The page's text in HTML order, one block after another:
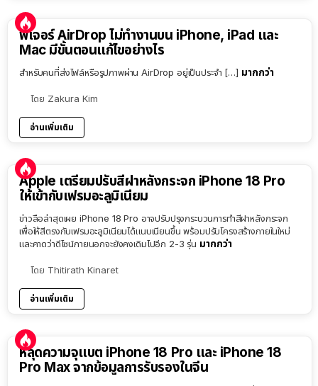
ฟีเจอร์ AirDrop ไม่ทำงานบน iPhone, iPad และ
Mac มีขั้นตอนแก้ไขอย่างไร
สำหรับคนที่ส่งไฟล์หรือรูปภาพผ่าน AirDrop อยู่เป็นประจำ […] มากกว่า
โดย Zakura Kim
อ่านเพิ่มเติม
Apple เตรียมปรับสีฝาหลังกระจก iPhone 18 Pro
ให้เข้ากับเฟรมอะลูมิเนียม
ข่าวลือล่าสุดเผย iPhone 18 Pro อาจปรับปรุงกระบวนการทำสีฝาหลังกระจก
เพื่อให้สีตรงกับเฟรมอะลูมิเนียมได้แนบเนียนขึ้น พร้อมปรับโครงสร้างภายในใหม่
และคาดว่าดีไซน์ภายนอกจะยังคงเดิมไปอีก 2-3 รุ่น มากกว่า
โดย Thitirath Kinaret
อ่านเพิ่มเติม
หลุดความจุแบต iPhone 18 Pro และ iPhone 18
Pro Max จากข้อมูลการรับรองในจีน